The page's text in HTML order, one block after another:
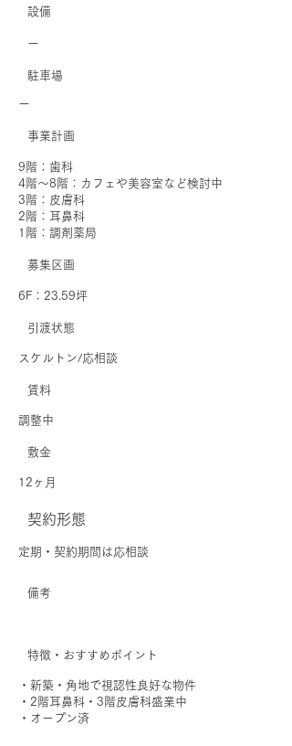
​設備
ー
駐車場
ー
事業計画
9階：歯科
4階～8階：カフェや美容室など検討中
3階：皮膚科
2階：耳鼻科
1階：調剤薬局
募集区画
6F：23.59坪
引渡状態
スケルトン/応相談
賃料
調整中
敷金
12ヶ月
契約形態
定期・契約期間は応相談
備考
特徴・おすすめポイント
・新築・角地で視認性良好な物件
・2階耳鼻科・3階皮膚科盛業中
・オープン済